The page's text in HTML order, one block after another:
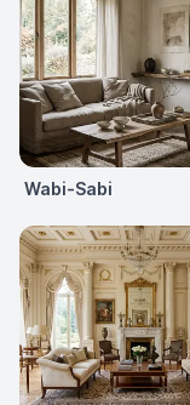
Wabi-Sabi